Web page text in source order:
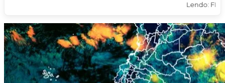
Lendo: FRENTE